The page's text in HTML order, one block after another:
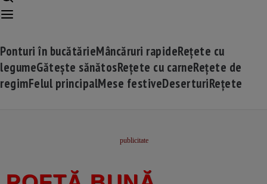
Ponturi în bucătărieMâncăruri rapideRețete cu
legumeGătește sănătosRețete cu carneRețete de
regimFelul principalMese festiveDeserturiRețete